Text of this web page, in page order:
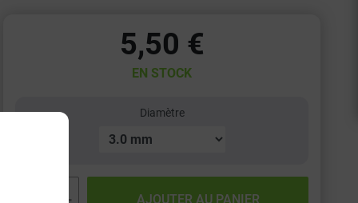
5,50 €
EN STOCK
Diamètre
AJOUTER AU PANIER